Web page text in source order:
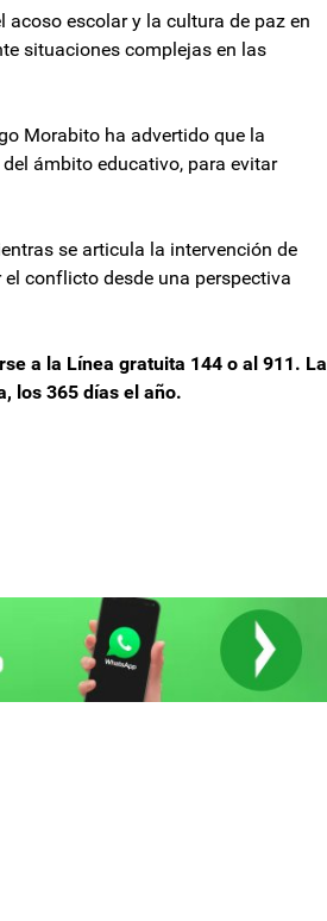
escolar y la cultura de paz en
situaciones complejas en las
Morabito ha advertido que la
ámbito educativo, para evitar
se articula la intervención de
conflicto desde una perspectiva
a la Línea gratuita 144 o al 911. La
los 365 días el año.